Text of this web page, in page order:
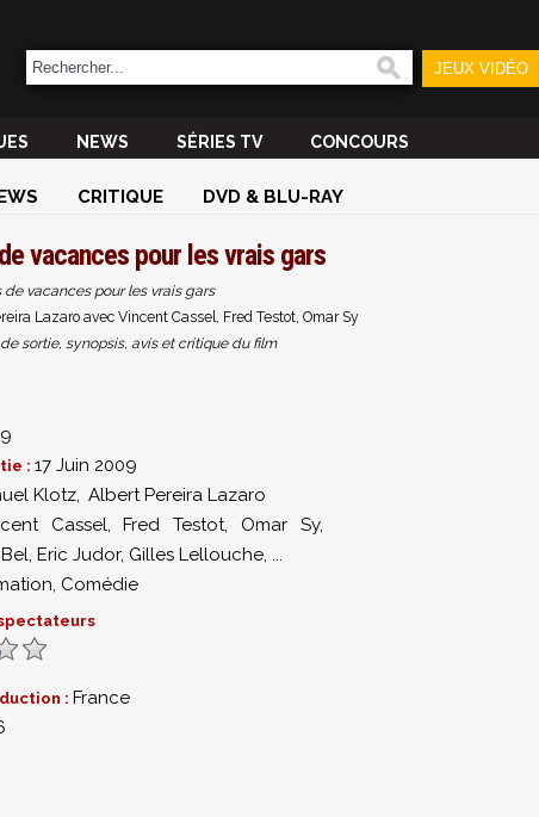
JEUX VIDÉO
NEWS SÉRIES TV CONCOURS
CRITIQUE DVD & BLU-RAY
vacances pour les vrais gars
de vacances pour les vrais gars
Lazaro avec Vincent Cassel, Fred Testot, Omar Sy
sortie, synopsis, avis et critique du film
: 17 Juin 2009
Klotz, Albert Pereira Lazaro
Cassel,Fred Testot, Omar Sy,
, Eric Judor, Gilles Lellouche, ...
, Comédie
: France